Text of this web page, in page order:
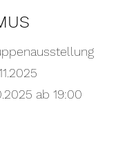
ab 19:00